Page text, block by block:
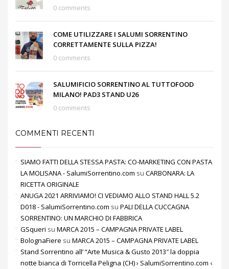
0 comments
COME UTILIZZARE I SALUMI SORRENTINO
CORRETTAMENTE SULLA PIZZA!
0 comments
SALUMIFICIO SORRENTINO AL TUTTOFOOD
MILANO! PAD3 STAND U26
0 comments
COMMENTI RECENTI
SIAMO FATTI DELLA STESSA PASTA: CO-MARKETING CON PASTA
LA MOLISANA - SalumiSorrentino.com su CARBONARA: LA
RICETTA ORIGINALE
ANUGA 2021 ARRIVIAMO! CI VEDIAMO ALLO STAND HALL 5.2
D018 - SalumiSorrentino.com su PALI DELLA CUCCAGNA
SORRENTINO: UN MARCHIO DI FABBRICA
GSqueri su MARCA 2015 – CAMPAGNA PRIVATE LABEL
BolognaFiere su MARCA 2015 – CAMPAGNA PRIVATE LABEL
Stand Sorrentino all’ “Arte Musica & Gusto 2013″ la doppia
notte bianca di Torricella Peligna (CH) › SalumiSorrentino.com ‹